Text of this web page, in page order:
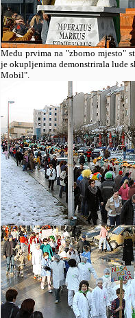
Među prvima na "zborno mjesto"
je okupljenima demonstrirala lude
Mobil".